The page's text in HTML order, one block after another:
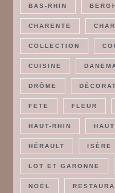
BAS-RHIN
CHARENTE
COLLECTION
CUISINE
DRÔME
FETE FLEUR
HAUT-RHIN
HÉRAULT ISÈRE
LOT ET GARONNE
NOËL